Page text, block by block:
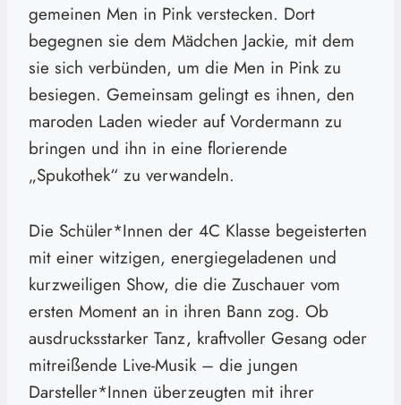
gemeinen Men in Pink verstecken. Dort
begegnen sie dem Mädchen Jackie, mit dem
sie sich verbünden, um die Men in Pink zu
besiegen. Gemeinsam gelingt es ihnen, den
maroden Laden wieder auf Vordermann zu
bringen und ihn in eine florierende
„Spukothek“ zu verwandeln.
Die Schüler*Innen der 4C Klasse begeisterten
mit einer witzigen, energiegeladenen und
kurzweiligen Show, die die Zuschauer vom
ersten Moment an in ihren Bann zog. Ob
ausdrucksstarker Tanz, kraftvoller Gesang oder
mitreißende Live-Musik – die jungen
Darsteller*Innen überzeugten mit ihrer